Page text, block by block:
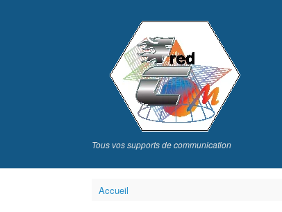
Tous vos supports de communication
Accueil